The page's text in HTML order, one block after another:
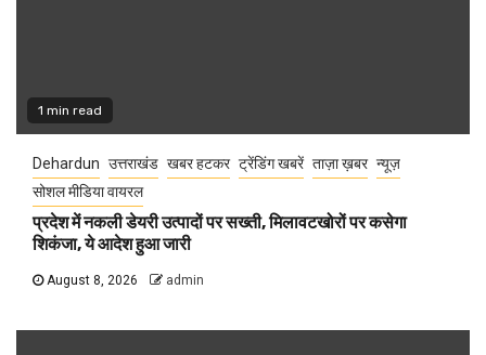
1 min read
Dehardun उत्तराखंड खबर हटकर ट्रेंडिंग खबरें ताज़ा ख़बर न्यूज़
सोशल मीडिया वायरल
प्रदेश में नकली डेयरी उत्पादों पर सख्ती, मिलावटखोरों पर कसेगा
शिकंजा, ये आदेश हुआ जारी
August 8, 2026 admin